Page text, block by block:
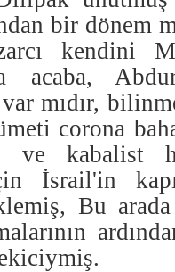
bir dönem
kendini
acaba,
mıdır,
corona
ve kabalist
İsrail'in
Bu